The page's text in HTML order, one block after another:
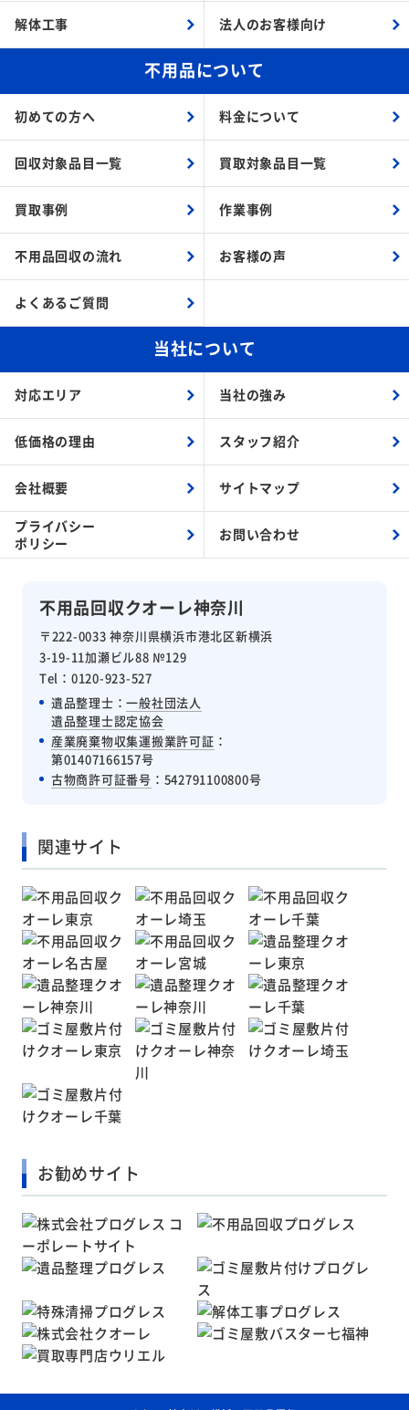
不用品回収クオーレ神奈川
〒222-0033 神奈川県横浜市港北区新横浜
3-19-11加瀬ビル88 №129
Tel：0120-923-527
遺品整理士：一般社団法人
遺品整理士認定協会
産業廃棄物収集運搬業許可証 ：
第01407166157号
古物商許可証番号 ：542791100800号
解体工事 法人のお客様向け
不用品について
初めての方へ 料金について
回収対象品目一覧 買取対象品目一覧
買取事例 作業事例
不用品回収の流れ お客様の声
よくあるご質問
当社について
対応エリア 当社の強み
低価格の理由 スタッフ紹介
会社概要 サイトマップ
プライバシー
ポリシー
お問い合わせ
関連サイト
お勧めサイト